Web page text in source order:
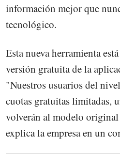
información mejor que
tecnológico.
Esta nueva herramienta
versión gratuita de la
"Nuestros usuarios del
cuotas gratuitas limitadas,
volverán al modelo
explica la empresa en un